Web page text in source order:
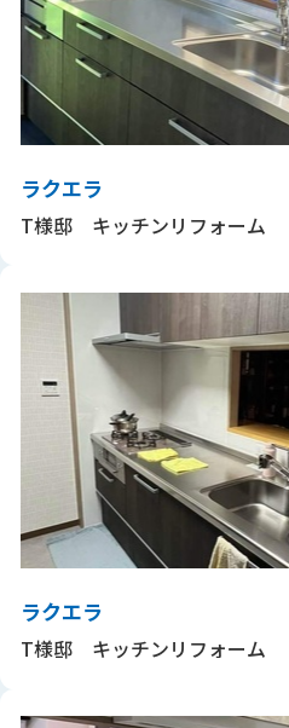
ラクエラ
T様邸 キッチンリフォーム
ラクエラ
T様邸 キッチンリフォーム